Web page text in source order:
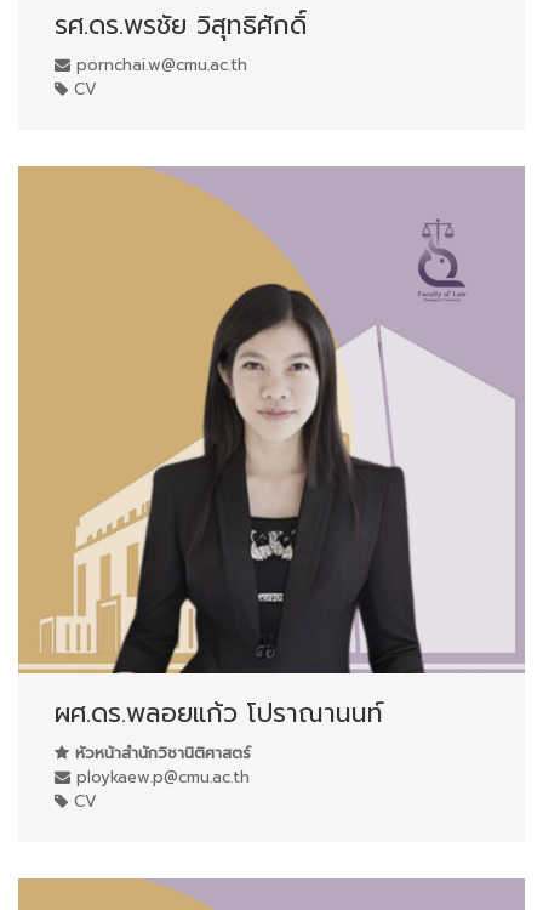
รศ.ดร.พรชัย วิสุทธิศักดิ์
pornchai.w@cmu.ac.th
CV
ผศ.ดร.พลอยแก้ว โปราณานนท์
หัวหน้าสำนักวิชานิติศาสตร์
ploykaew.p@cmu.ac.th
CV